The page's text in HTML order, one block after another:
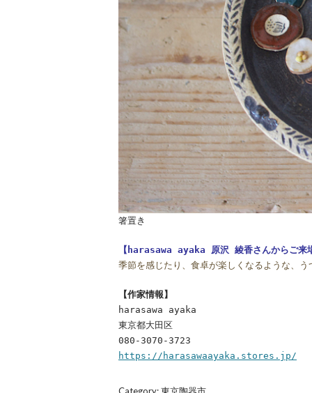
箸置き
【harasawa ayaka 原沢 綾香さんからご来
季節を感じたり、食卓が楽しくなるような、
【作家情報】
harasawa ayaka
東京都大田区
080-3070-3723
https://harasawaayaka.stores.jp/